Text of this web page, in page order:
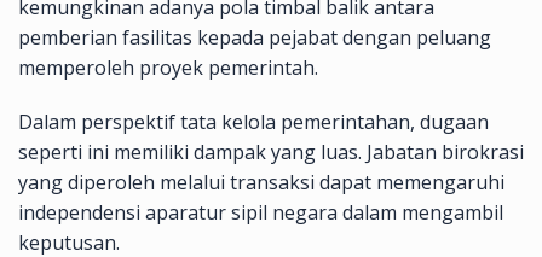
kemungkinan adanya pola timbal balik antara
pemberian fasilitas kepada pejabat dengan peluang
memperoleh proyek pemerintah.
Dalam perspektif tata kelola pemerintahan, dugaan
seperti ini memiliki dampak yang luas. Jabatan birokrasi
yang diperoleh melalui transaksi dapat memengaruhi
independensi aparatur sipil negara dalam mengambil
keputusan.